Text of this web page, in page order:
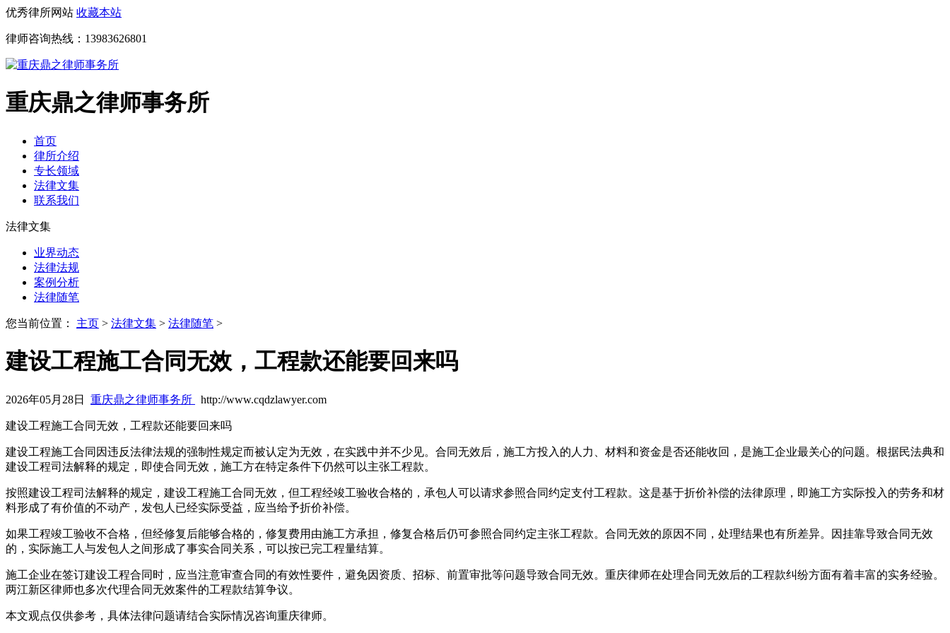
优秀律所网站 收藏本站
律师咨询热线： 13983626801
重庆鼎之律师事务所
首页
律所介绍
专长领域
法律文集
联系我们
法律文集
业界动态
法律法规
案例分析
法律随笔
您当前位置： 主页 > 法律文集 > 法律随笔 >
建设工程施工合同无效，工程款还能要回来吗
2026年05月28日 重庆鼎之律师事务所 http://www.cqdzlawyer.com
建设工程施工合同无效，工程款还能要回来吗
建设工程施工合同因违反法律法规的强制性规定而被认定为无效，在实践中并不少见。合同无效后，施工方投入的人力、材料和资金是否还能收回，是施工企业最关心的问题。根据民法典和
建设工程司法解释的规定，即使合同无效，施工方在特定条件下仍然可以主张工程款。
按照建设工程司法解释的规定，建设工程施工合同无效，但工程经竣工验收合格的，承包人可以请求参照合同约定支付工程款。这是基于折价补偿的法律原理，即施工方实际投入的劳务和材
料形成了有价值的不动产，发包人已经实际受益，应当给予折价补偿。
如果工程竣工验收不合格，但经修复后能够合格的，修复费用由施工方承担，修复合格后仍可参照合同约定主张工程款。合同无效的原因不同，处理结果也有所差异。因挂靠导致合同无效
的，实际施工人与发包人之间形成了事实合同关系，可以按已完工程量结算。
施工企业在签订建设工程合同时，应当注意审查合同的有效性要件，避免因资质、招标、前置审批等问题导致合同无效。重庆律师在处理合同无效后的工程款纠纷方面有着丰富的实务经验。
两江新区律师也多次代理合同无效案件的工程款结算争议。
本文观点仅供参考，具体法律问题请结合实际情况咨询重庆律师。